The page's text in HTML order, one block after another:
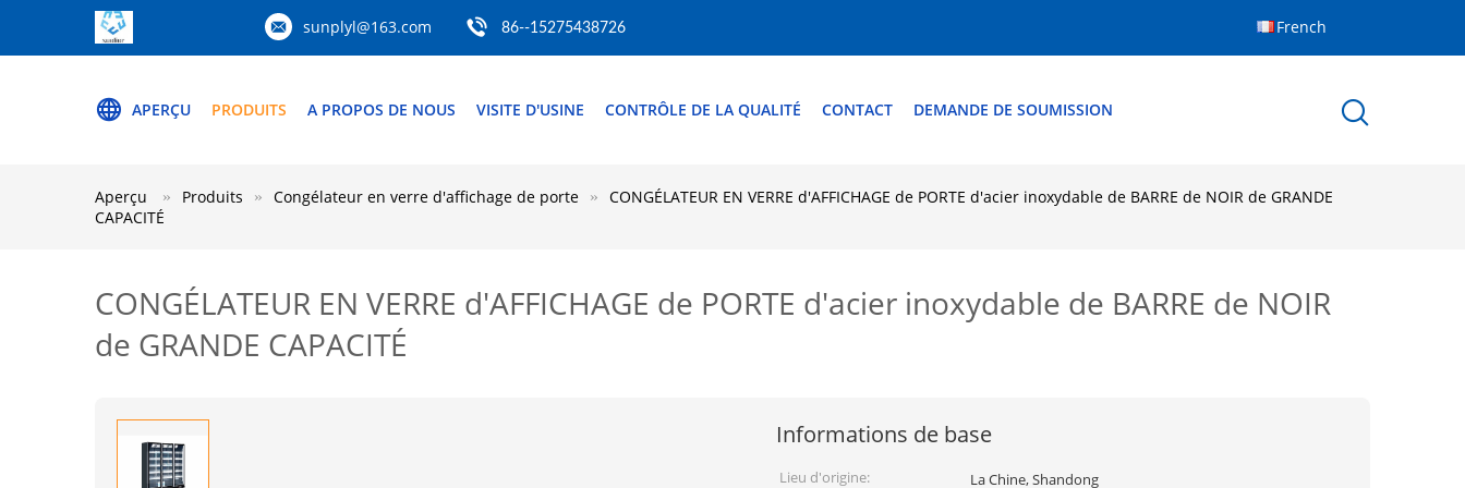
sunplyl@163.com 86--15275438726 French
APERÇU PRODUITS A PROPOS DE NOUS VISITE D'USINE CONTRÔLE DE LA QUALITÉ CONTACT DEMANDE DE SOUMISSION
Aperçu Produits Congélateur en verre d'affichage de porte
CONGÉLATEUR EN VERRE d'AFFICHAGE de PORTE d'acier inoxydable de BARRE de NOIR de GRANDE
CAPACITÉ
CONGÉLATEUR EN VERRE d'AFFICHAGE de PORTE d'acier inoxydable de BARRE de NOIR
de GRANDE CAPACITÉ
Informations de base
Lieu d'origine:
La Chine, Shandong